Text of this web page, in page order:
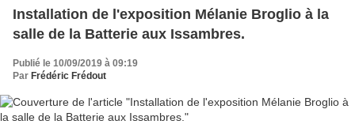
Installation de l'exposition Mélanie Broglio à la
salle de la Batterie aux Issambres.
Publié le 10/09/2019 à 09:19
Par Frédéric Frédout